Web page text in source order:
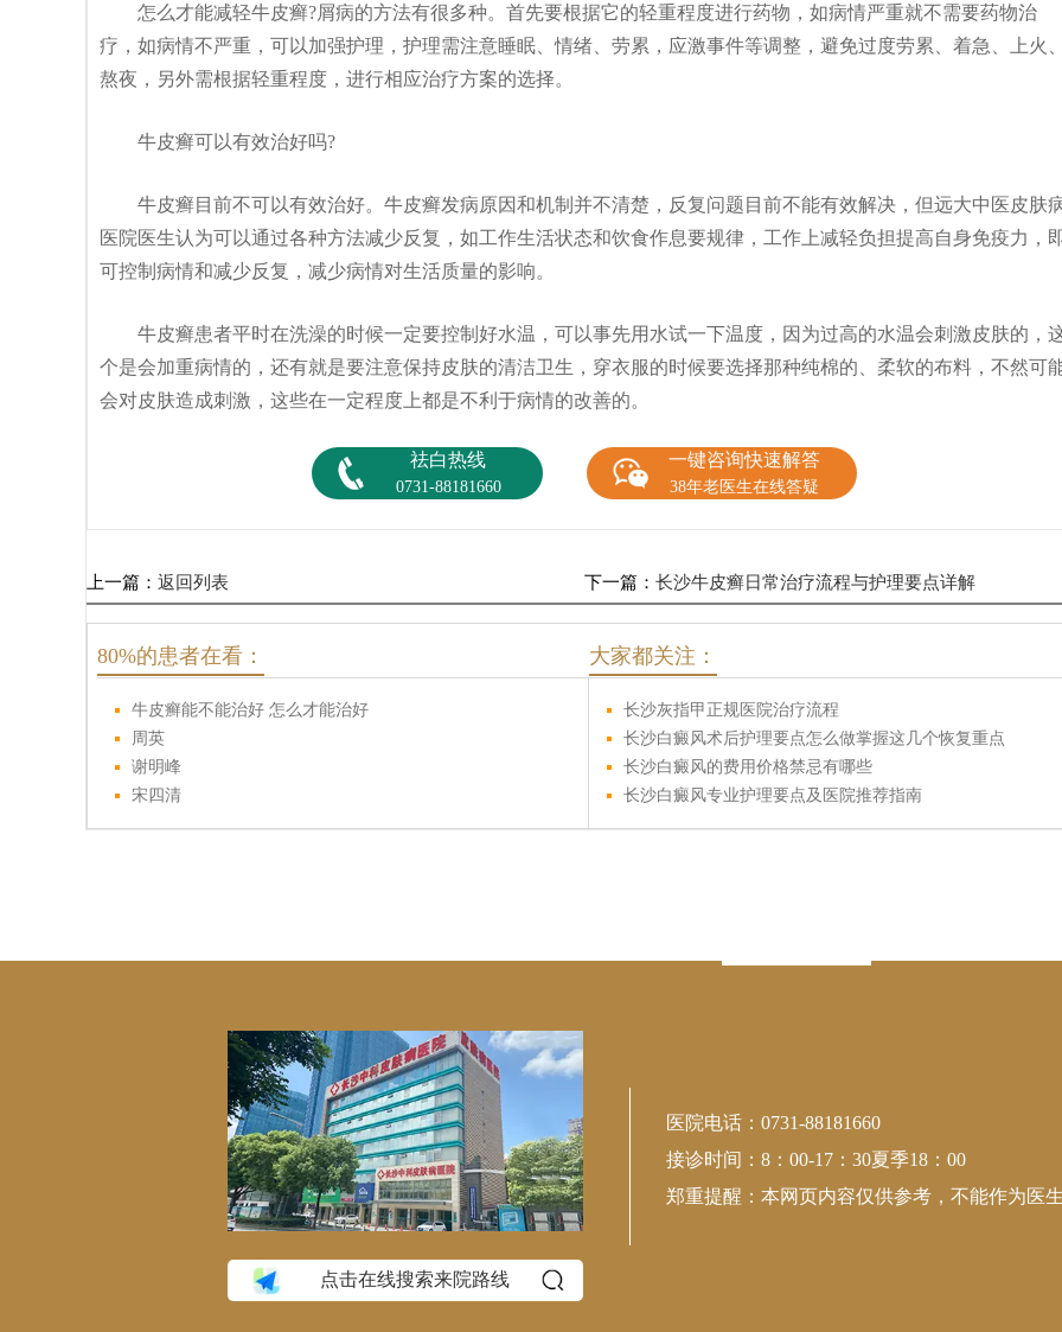
怎么才能减轻牛皮癣?屑病的方法有很多种。首先要根据它的轻重程度进行药物，如病情严重就不需要药物治
疗，如病情不严重，可以加强护理，护理需注意睡眠、情绪、劳累，应激事件等调整，避免过度劳累、着急、上火
熬夜，另外需根据轻重程度，进行相应治疗方案的选择。
牛皮癣可以有效治好吗?
牛皮癣目前不可以有效治好。牛皮癣发病原因和机制并不清楚，反复问题目前不能有效解决，但远大中医皮肤
医院医生认为可以通过各种方法减少反复，如工作生活状态和饮食作息要规律，工作上减轻负担提高自身免疫力，
可控制病情和减少反复，减少病情对生活质量的影响。
牛皮癣患者平时在洗澡的时候一定要控制好水温，可以事先用水试一下温度，因为过高的水温会刺激皮肤的，
个是会加重病情的，还有就是要注意保持皮肤的清洁卫生，穿衣服的时候要选择那种纯棉的、柔软的布料，不然可
会对皮肤造成刺激，这些在一定程度上都是不利于病情的改善的。
祛白热线
0731-88181660
一键咨询快速解答
38年老医生在线答疑
上一篇： 返回列表 下一篇： 长沙牛皮癣日常治疗流程与护理要点详解
80%的患者在看：
牛皮癣能不能治好 怎么才能治好
周英
谢明峰
宋四清
大家都关注：
长沙灰指甲正规医院治疗流程
长沙白癜风术后护理要点怎么做掌握这几个恢复重点
长沙白癜风的费用价格禁忌有哪些
长沙白癜风专业护理要点及医院推荐指南
点击在线搜索来院路线
医院电话：0731-88181660
接诊时间：8：00-17：30夏季18：00
郑重提醒：本网页内容仅供参考，不能作为医